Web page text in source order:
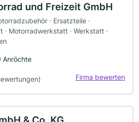
und Freizeit GmbH
· Ersatzteile ·
· Motorradwerkstatt · Werkstatt ·
Anröchte
Firma bewerten